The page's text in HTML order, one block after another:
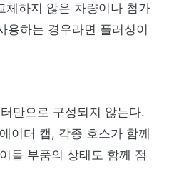
체하지 않은 차량이나 첨가
용하는 경우라면 플러싱이
만으로 구성되지 않는다.
이터 캡, 각종 호스가 함께
들 부품의 상태도 함께 점